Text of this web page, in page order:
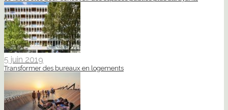
5 juin 2019
Transformer des bureaux en logements